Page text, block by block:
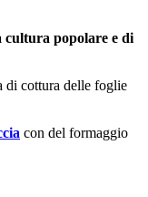
cultura popolare e di
di cottura delle foglie
con del formaggio